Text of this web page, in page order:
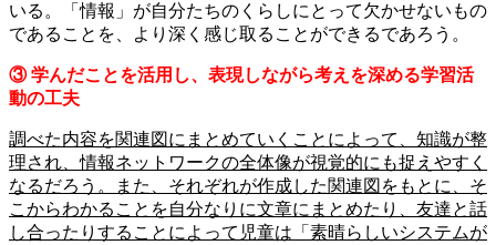
いる。「情報」が自分たちのくらしにとって欠かせないもの
であることを、より深く感じ取ることができるであろう。
③ 学んだことを活用し、表現しながら考えを深める学習活
動の工夫
調べた内容を関連図にまとめていくことによって、知識が整
理され、情報ネットワークの全体像が視覚的にも捉えやすく
なるだろう。また、それぞれが作成した関連図をもとに、そ
こからわかることを自分なりに文章にまとめたり、友達と話
し合ったりすることによって児童は「素晴らしいシステムが